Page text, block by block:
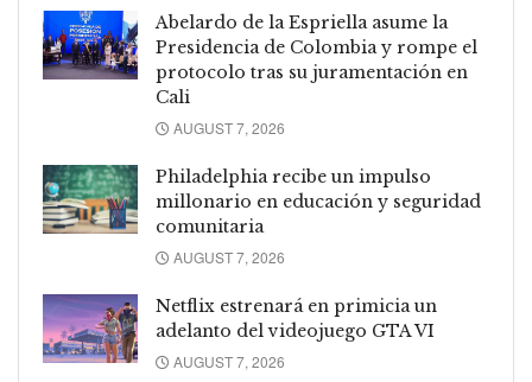
Abelardo de la Espriella asume la
Presidencia de Colombia y rompe el
protocolo tras su juramentación en
Cali
AUGUST 7, 2026
Philadelphia recibe un impulso
millonario en educación y seguridad
comunitaria
AUGUST 7, 2026
Netflix estrenará en primicia un
adelanto del videojuego GTA VI
AUGUST 7, 2026